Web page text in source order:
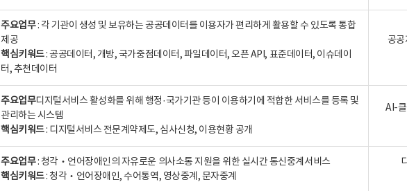
주요업무: 각 기관이 생성 및 보유하는 공공데이터를 이용자가 편리하게 활용할 수 있도록 통합
제공
핵심키워드: 공공데이터, 개방, 국가중점데이터, 파일데이터, 오픈 API, 표준데이터, 이슈데이
터, 추천데이터
공공
주요업무디지털서비스 활성화를 위해 행정·국가기관 등이 이용하기에 적합한 서비스를 등록 및
관리하는 시스템
핵심키워드: 디지털서비스 전문계약제도, 심사신청, 이용현황 공개
AI-
주요업무: 청각‧언어장애인의 자유로운 의사소통 지원을 위한 실시간 통신중계서비스
핵심키워드: 청각‧언어장애인, 수어통역, 영상중계, 문자중계